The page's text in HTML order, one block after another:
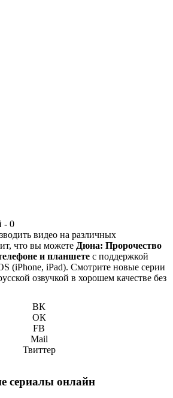
- 0
видео на различных
что вы можете Дюна: Пророчество
и планшете с поддержкой
(iPhone, iPad). Смотрите новые серии
озвучкой в хорошем качестве без
ВК
ОК
FB
Mail
Твиттер
сериалы онлайн